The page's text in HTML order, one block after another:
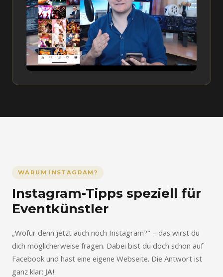
WARUM INSTAGRAM?
Instagram-Tipps speziell für
Eventkünstler
„Wofür denn jetzt auch noch Instagram?" – das wirst du
dich möglicherweise fragen. Dabei bist du doch schon auf
Facebook und hast eine eigene Webseite. Die Antwort ist
ganz klar: JA!